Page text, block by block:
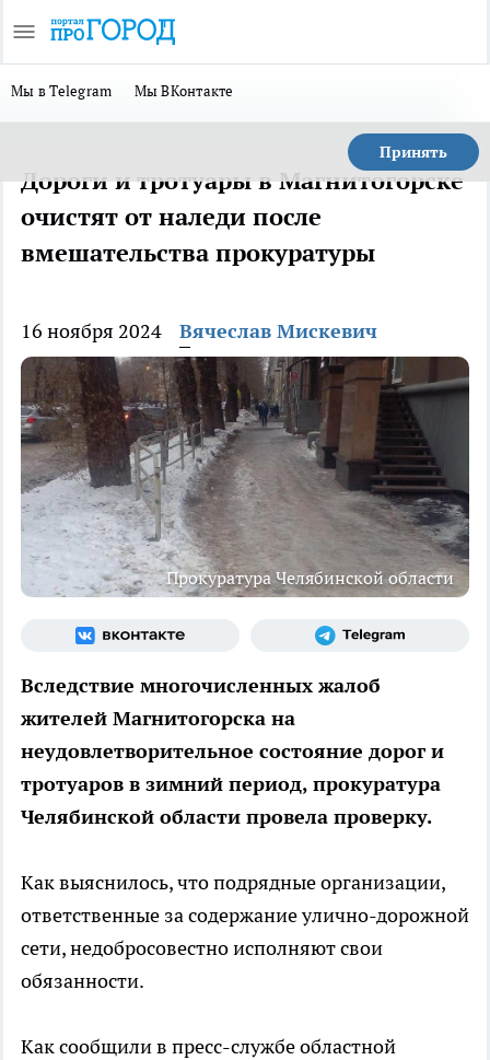
Мы в Telegram Мы ВКонтакте
Принять
Дороги и тротуары в Магнитогорске
очистят от наледи после
вмешательства прокуратуры
16 ноября 2024 Вячеслав Мискевич
Прокуратура Челябинской области
Вследствие многочисленных жалоб
жителей Магнитогорска на
неудовлетворительное состояние дорог и
тротуаров в зимний период, прокуратура
Челябинской области провела проверку.
Как выяснилось, что подрядные организации,
ответственные за содержание улично-дорожной
сети, недобросовестно исполняют свои
обязанности.
Как сообщили в пресс-службе областной